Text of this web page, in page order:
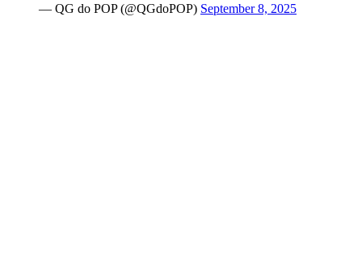
— QG do POP (@QGdoPOP) September 8, 2025